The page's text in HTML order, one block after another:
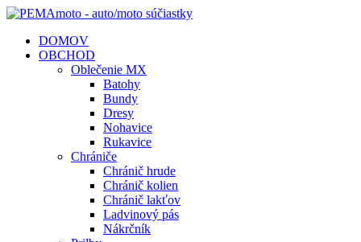
DOMOV
OBCHOD
Oblečenie MX
Batohy
Bundy
Dresy
Nohavice
Rukavice
Chrániče
Chránič hrude
Chránič kolien
Chránič lakťov
Ladvinový pás
Nákrčník